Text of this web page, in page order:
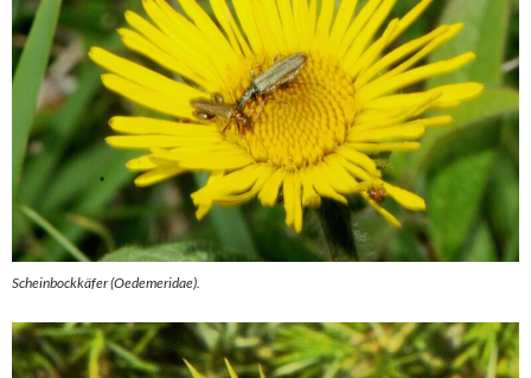
Scheinbockkäfer (Oedemeridae).